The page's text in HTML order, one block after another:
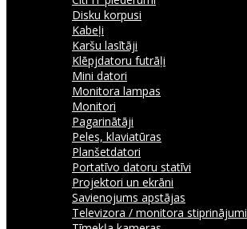
Disku korpusi
Kabeļi
Karšu lasītāji
Klēpjdatoru futrāļi
Mini datori
Monitora lampas
Monitori
Pagarinātāji
Peles, klaviatūras
Planšetdatori
Portatīvo datoru statīvi
Projektori un ekrāni
Savienojums apstājas
Televizora / monitora stiprinājumi